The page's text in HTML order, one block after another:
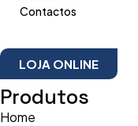
Contactos
LOJA ONLINE
Produtos
Home